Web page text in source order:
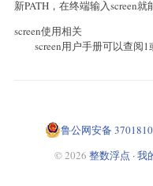
新PATH，在终端输入screen就
screen使用相关
screen用户手册可以查阅1
鲁公网安备
© 2026 整数浮点 · 我